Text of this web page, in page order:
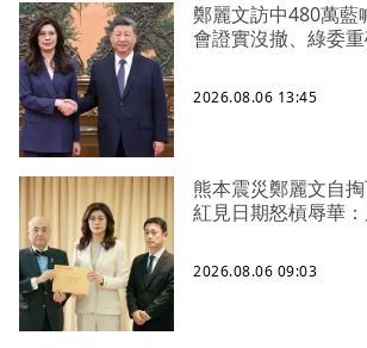
鄭麗文訪中480萬
會證實沒撤、綠委
2026.08.06 13:45
熊本震災鄭麗文自
紅見日期怒槓辱華
2026.08.06 09:03